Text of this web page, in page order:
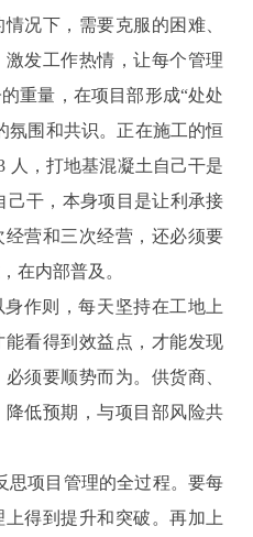
况下，需要克服的困难、
发工作热情，让每个管理
重量，在项目部形成“处处
氛围和共识。正在施工的恒
人，打地基混凝土自己干是
己干，本身项目是让利承接
营和三次经营，还必须要
在内部普及。
作则，每天坚持在工地上
看得到效益点，才能发现
须要顺势而为。供货商、
低预期，与项目部风险共
思项目管理的全过程。要每
得到提升和突破。再加上